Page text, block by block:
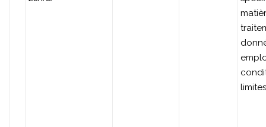
limites